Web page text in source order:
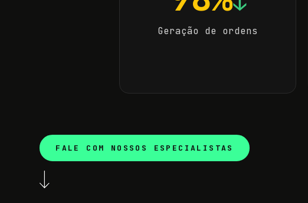
Geração de ordens
FALE COM NOSSOS ESPECIALISTAS